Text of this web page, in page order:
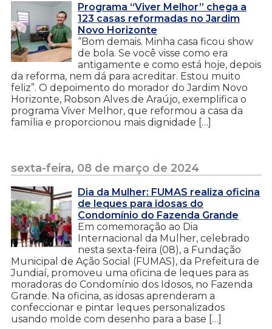
Programa “Viver Melhor” chega a
123 casas reformadas no Jardim
Novo Horizonte
“Bom demais. Minha casa ficou show
de bola. Se você visse como era
antigamente e como está hoje, depois
da reforma, nem dá para acreditar. Estou muito
feliz”. O depoimento do morador do Jardim Novo
Horizonte, Robson Alves de Araújo, exemplifica o
programa Viver Melhor, que reformou a casa da
família e proporcionou mais dignidade […]
sexta-feira, 08 de março de 2024
Dia da Mulher: FUMAS realiza oficina
de leques para idosas do
Condomínio do Fazenda Grande
Em comemoração ao Dia
Internacional da Mulher, celebrado
nesta sexta-feira (08), a Fundação
Municipal de Ação Social (FUMAS), da Prefeitura de
Jundiaí, promoveu uma oficina de leques para as
moradoras do Condomínio dos Idosos, no Fazenda
Grande. Na oficina, as idosas aprenderam a
confeccionar e pintar leques personalizados
usando molde com desenho para a base […]